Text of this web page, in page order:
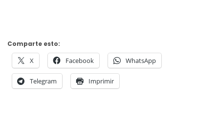
Comparte esto:
X Facebook WhatsApp
Telegram Imprimir